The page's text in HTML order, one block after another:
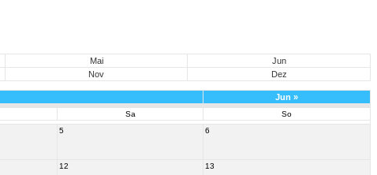
Mai
Jun
Nov Dez
Jun »
Sa
So
5 6
12 13